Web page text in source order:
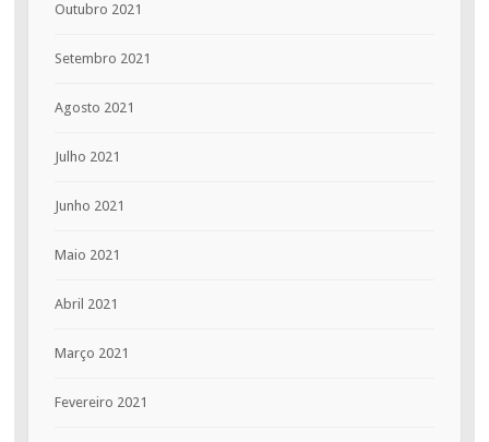
Outubro 2021
Setembro 2021
Agosto 2021
Julho 2021
Junho 2021
Maio 2021
Abril 2021
Março 2021
Fevereiro 2021